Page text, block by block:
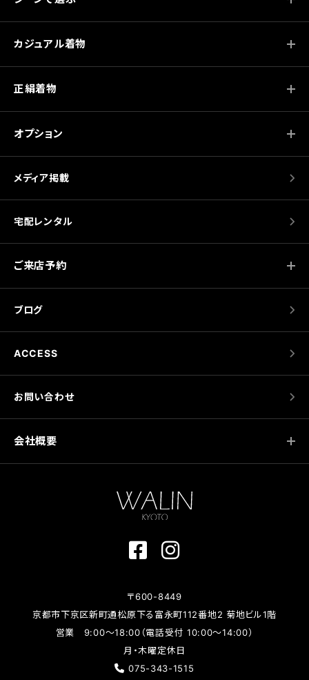
カジュアル着物
正絹着物
オプション
メディア掲載
宅配レンタル
ご来店予約
ブログ
ACCESS
お問い合わせ
会社概要
〒600-8449
京都市下京区新町通松原下る富永町112番地2 菊地ビル1階
営業 9:00～18:00（電話受付 10:00～14:00）
月・木曜定休日
075-343-1515